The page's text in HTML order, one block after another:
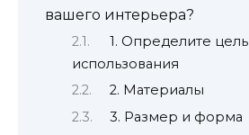
вашего интерьера?
1. Определите цель
использования
2. Материалы
3. Размер и форма